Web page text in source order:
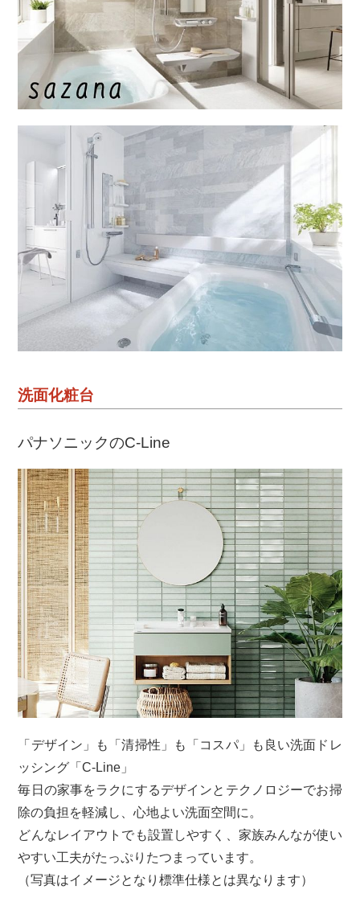
洗面化粧台
パナソニックのC-Line
「デザイン」も「清掃性」も「コスパ」も良い洗面ドレ
ッシング「C-Line」
毎日の家事をラクにするデザインとテクノロジーでお掃
除の負担を軽減し、心地よい洗面空間に。
どんなレイアウトでも設置しやすく、家族みんなが使い
やすい工夫がたっぷりたつまっています。
（写真はイメージとなり標準仕様とは異なります）